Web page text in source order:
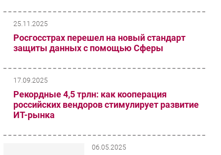
Торговые сети
Кадры
Регулирование
25.11.2025
Росгосстрах перешел на новый стандарт
защиты данных с помощью Сферы
17.09.2025
Рекордные 4,5 трлн: как кооперация
российских вендоров стимулирует развитие
ИТ-рынка
06.05.2025